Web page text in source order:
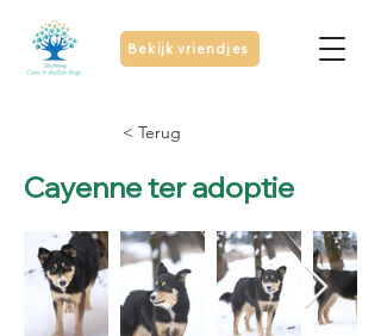
Bekijk vriendjes
< Terug
Cayenne ter adoptie